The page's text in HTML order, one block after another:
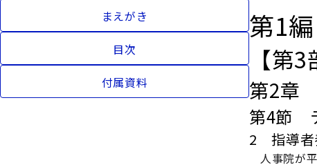
まえがき
目次
付属資料
第1
【第
第2章
第4節
2 指導者
人事院が